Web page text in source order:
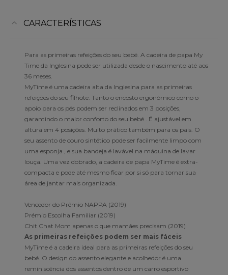
CARACTERÍSTICAS
Para as primeiras refeições do seu bebé. A cadeira de papa My
Time da Inglesina pode ser utilizada desde o nascimento até aos
36 meses.
MyTime é uma cadeira alta da Inglesina para as primeiras
refeições do seu filhote. Tanto o encosto ergonómico como o
apoio para os pés podem ser reclinados em 3 posições,
garantindo o maior conforto do seu bebé . É ajustável em
altura em 4 posições. Muito prático também para os pais. O
seu assento de couro sintético pode ser facilmente limpo com
uma esponja , e sua bandeja é lavável na máquina de lavar
louça. Uma vez dobrado, a cadeira de papa MyTime é extra-
compacta e pode até mesmo ficar por si só para tornar sua
área de jantar mais organizada.
Vencedor do Prêmio NAPPA (2019)
Prémio Escolha Familiar (2019)
Chit Chat Mom apenas o que mamães precisam (2019)
As primeiras refeições podem ser mais fáceis
MyTime é a cadeira ideal para as primeiras refeições do seu
bebé. O design do assento elegante e acolhedor é uma
reminiscência dos assentos dentro de um carro esportivo